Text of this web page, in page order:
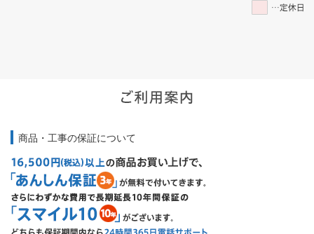
商品・工事の保証について